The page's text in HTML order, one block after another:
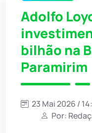
Adolfo
bilhão na
Paramirim
23 Mai 2026 /
Por: